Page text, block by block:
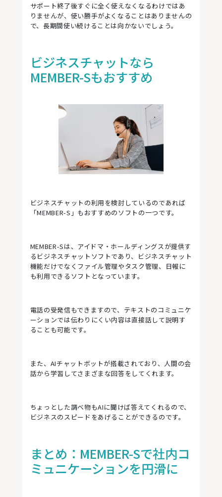
サポート終了後すぐに全く使えなくなるわけではあ
りませんが、使い勝手がよくなることはありませんの
で、長期間使い続けることは向かないでしょう。
ビジネスチャットなら
MEMBER-Sもおすすめ
ビジネスチャットの利用を検討しているのであれば
「MEMBER-S」もおすすめのソフトの一つです。
MEMBER-Sは、アイドマ・ホールディングスが提供す
るビジネスチャットソフトであり、ビジネスチャット
機能だけでなくファイル管理やタスク管理、日報に
も利用できるソフトとなっています。
電話の受発信もできますので、テキストのコミュニケ
ーションでは伝わりにくい内容は直接話して説明す
ることも可能です。
また、AIチャットボットが搭載されており、人間の会
話から学習してさまざまな回答をしてくれます。
ちょっとした調べ物もAIに聞けば答えてくれるので、
ビジネスのスピードをあげることができるのです。
まとめ：MEMBER-Sで社内コ
ミュニケーションを円滑に